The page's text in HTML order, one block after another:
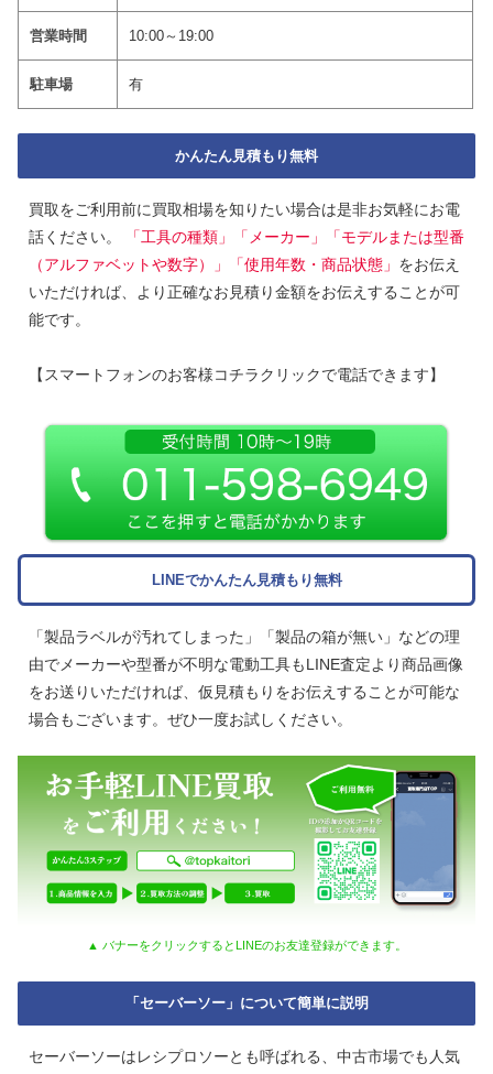
営業時間 10:00～19:00
駐車場 有
かんたん見積もり無料
買取をご利用前に買取相場を知りたい場合は是非お気軽にお電
話ください。
「工具の種類」「メーカー」「モデルまたは型番
（アルファベットや数字）」「使用年数・商品状態」 をお伝え
いただければ、より正確なお見積り金額をお伝えすることが可
能です。
【スマートフォンのお客様コチラクリックで電話できます】
LINEでかんたん見積もり無料
「製品ラベルが汚れてしまった」「製品の箱が無い」などの理
由でメーカーや型番が不明な電動工具もLINE査定より商品画像
をお送りいただければ、仮見積もりをお伝えすることが可能な
場合もございます。ぜひ一度お試しください。
▲ バナーをクリックするとLINEのお友達登録ができます。
「セーバーソー」について簡単に説明
セーバーソーはレシプロソーとも呼ばれる、中古市場でも人気